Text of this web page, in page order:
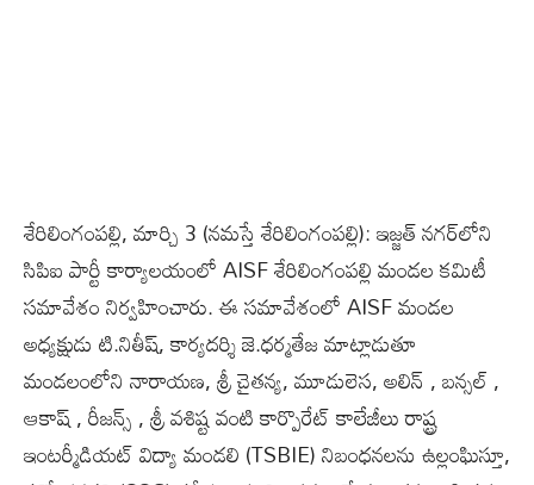
శేరిలింగంపల్లి, మార్చి 3 (న‌మ‌స్తే శేరిలింగంపల్లి): ఇజ్జత్ నగర్‌లోని
సిపిఐ పార్టీ కార్యాలయంలో AISF శేరిలింగంపల్లి మండల కమిటీ
సమావేశం నిర్వహించారు. ఈ సమావేశంలో AISF మండల
అధ్యక్షుడు టి.నితీష్, కార్యదర్శి జె.ధర్మతేజ మాట్లాడుతూ
మండలంలోని నారాయణ, శ్రీ చైతన్య, మూడులెస, అలిన్ , బన్సల్ ,
ఆకాష్ , రీజన్స్ , శ్రీ వశిష్ట వంటి కార్పొరేట్ కాలేజీలు రాష్ట్ర
ఇంటర్మీడియట్ విద్యా మండలి (TSBIE) నిబంధనలను ఉల్లంఘిస్తూ,